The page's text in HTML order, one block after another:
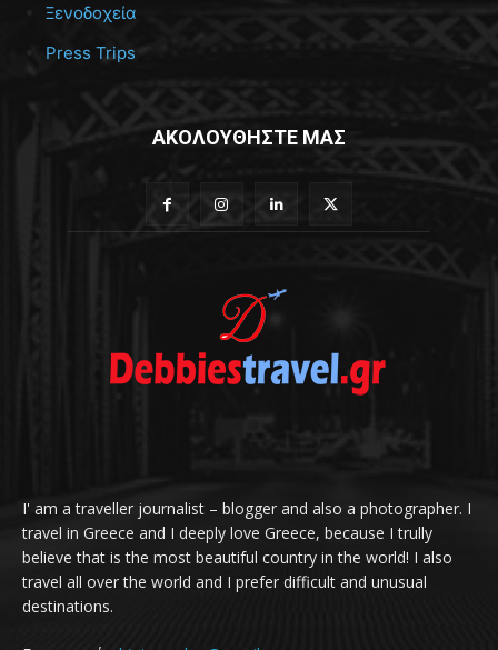
Ξενοδοχεία
Press Trips
ΑΚΟΛΟΥΘΗΣΤΕ ΜΑΣ
I' am a traveller journalist – blogger and also a photographer. I
travel in Greece and I deeply love Greece, because I trully
believe that is the most beautiful country in the world! I also
travel all over the world and I prefer difficult and unusual
destinations.